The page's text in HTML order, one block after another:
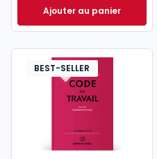
Ajouter au panier
Mémento Social
BEST-SELLER